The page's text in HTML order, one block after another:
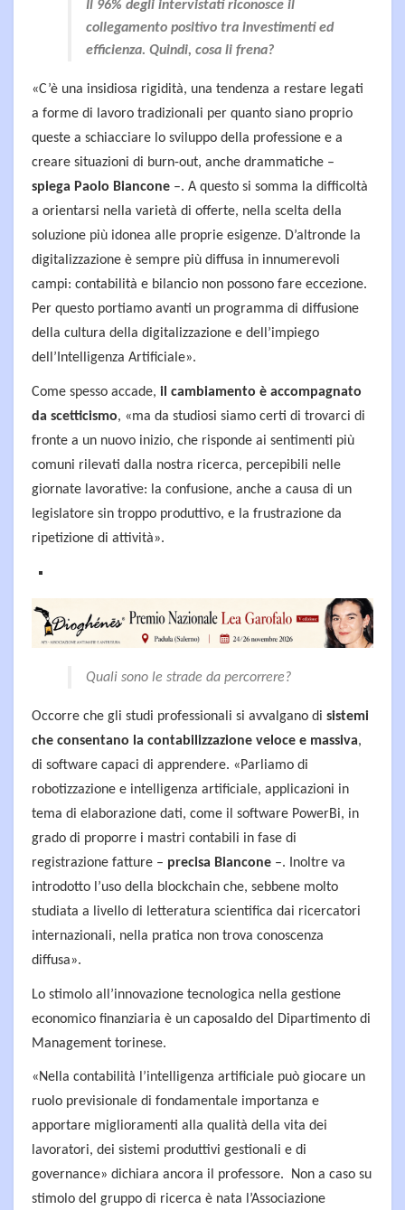
Il 96% degli intervistati riconosce il
collegamento positivo tra investimenti ed
efficienza. Quindi, cosa li frena?
«C’è una insidiosa rigidità, una tendenza a restare legati
a forme di lavoro tradizionali per quanto siano proprio
queste a schiacciare lo sviluppo della professione e a
creare situazioni di burn-out, anche drammatiche –
spiega Paolo Biancone –. A questo si somma la difficoltà
a orientarsi nella varietà di offerte, nella scelta della
soluzione più idonea alle proprie esigenze. D’altronde la
digitalizzazione è sempre più diffusa in innumerevoli
campi: contabilità e bilancio non possono fare eccezione.
Per questo portiamo avanti un programma di diffusione
della cultura della digitalizzazione e dell’impiego
dell’Intelligenza Artificiale».
Come spesso accade, il cambiamento è accompagnato
da scetticismo, «ma da studiosi siamo certi di trovarci di
fronte a un nuovo inizio, che risponde ai sentimenti più
comuni rilevati dalla nostra ricerca, percepibili nelle
giornate lavorative: la confusione, anche a causa di un
legislatore sin troppo produttivo, e la frustrazione da
ripetizione di attività».
Quali sono le strade da percorrere?
Occorre che gli studi professionali si avvalgano di sistemi
che consentano la contabilizzazione veloce e massiva,
di software capaci di apprendere. «Parliamo di
robotizzazione e intelligenza artificiale, applicazioni in
tema di elaborazione dati, come il software PowerBi, in
grado di proporre i mastri contabili in fase di
registrazione fatture – precisa Biancone –. Inoltre va
introdotto l’uso della blockchain che, sebbene molto
studiata a livello di letteratura scientifica dai ricercatori
internazionali, nella pratica non trova conoscenza
diffusa».
Lo stimolo all’innovazione tecnologica nella gestione
economico finanziaria è un caposaldo del Dipartimento di
Management torinese.
«Nella contabilità l’intelligenza artificiale può giocare un
ruolo previsionale di fondamentale importanza e
apportare miglioramenti alla qualità della vita dei
lavoratori, dei sistemi produttivi gestionali e di
governance» dichiara ancora il professore. Non a caso su
stimolo del gruppo di ricerca è nata l’Associazione